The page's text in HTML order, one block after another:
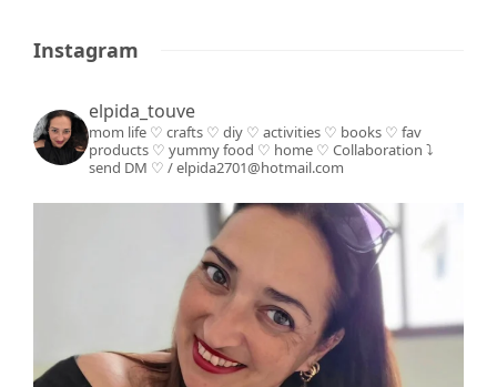
Instagram
elpida_touve
mom life ♡ crafts ♡ diy ♡ activities ♡ books ♡ fav
products ♡ yummy food ♡ home ♡ Collaboration ⤵️
send DM ♡ / elpida2701@hotmail.com